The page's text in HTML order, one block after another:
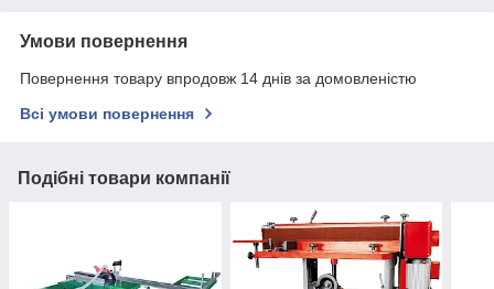
Умови повернення
Повернення товару впродовж 14 днів за домовленістю
Всі умови повернення
Подібні товари компанії